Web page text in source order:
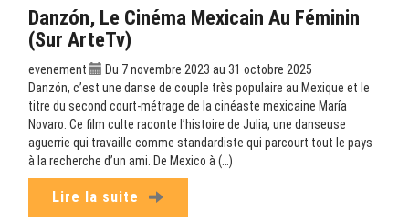
Danzón, Le Cinéma Mexicain Au Féminin
(sur ArteTv)
evenement
Du 7 novembre 2023 au 31 octobre 2025
Danzón, c’est une danse de couple très populaire au Mexique et le
titre du second court-métrage de la cinéaste mexicaine María
Novaro. Ce film culte raconte l’histoire de Julia, une danseuse
aguerrie qui travaille comme standardiste qui parcourt tout le pays
à la recherche d’un ami. De Mexico à (…)
Lire la suite